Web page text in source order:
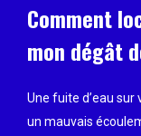
Comment
mon dégât
Une fuite d’eau
un mauvais